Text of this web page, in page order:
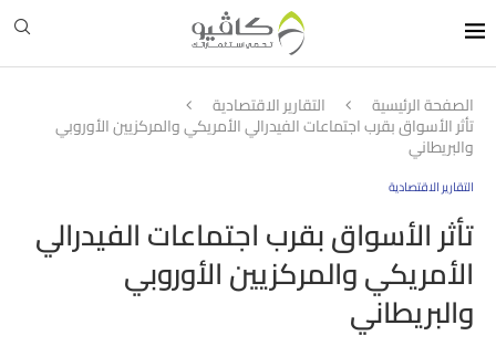
الصفحة الرئيسية التقارير الاقتصادية
تأثر الأسواق بقرب اجتماعات الفيدرالي الأمريكي والمركزيين الأوروبي
والبريطاني
التقارير الاقتصادية
تأثر الأسواق بقرب اجتماعات الفيدرالي
الأمريكي والمركزيين الأوروبي
والبريطاني